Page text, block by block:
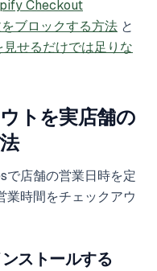
Checkout
ブロックする方法 と
せるだけでは足りな
トを実店舗の
店舗の営業日時を定
時間をチェックアウ
ストールする